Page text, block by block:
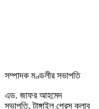
সম্পাদক মণ্ডলীর সভাপতি
এড. জাফর আহমেদ
সভাপতি, টাঙ্গাইল প্রেস ক্লাব